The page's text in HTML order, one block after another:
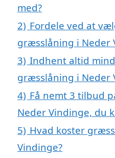
med?
2) Fordele ved at
græsslåning i Neder
3) Indhent altid
græsslåning i Neder
4) Få nemt 3 tilbud
Neder Vindinge, du
5) Hvad koster
Vindinge?